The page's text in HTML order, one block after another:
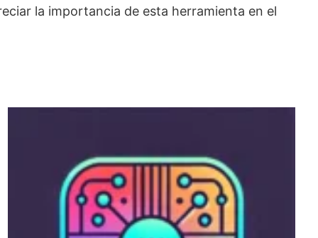
la importancia de esta herramienta en el